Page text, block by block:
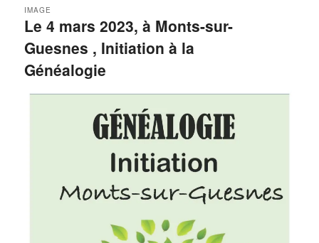
Le 4 mars 2023, à Monts-sur-
Guesnes , Initiation à la
Généalogie
IMAGE